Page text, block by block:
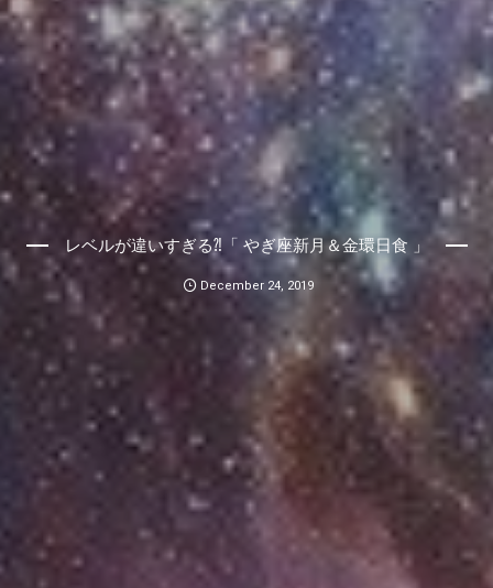
レベルが違いすぎる⁈「 やぎ座新月＆金環日食 」
December 24, 2019